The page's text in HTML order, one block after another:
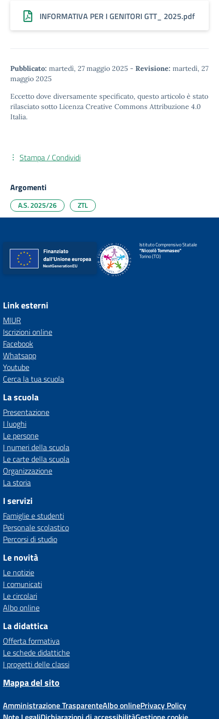
INFORMATIVA PER I GENITORI GTT_ 2025.pdf
Pubblicato: martedì, 27 maggio 2025 - Revisione: martedì, 27
maggio 2025
Eccetto dove diversamente specificato, questo articolo è stato
rilasciato sotto Licenza Creative Commons Attribuzione 4.0
Italia.
Stampa / Condividi
Argomenti
A.S. 2025/26 ZTL
Istituto Comprensivo Statale
"Niccolò Tommaseo"
Torino (TO)
Link esterni
MIUR
Iscrizioni online
Facebook
Whatsapp
Youtube
Cerca la tua scuola
La scuola
Presentazione
I luoghi
Le persone
I numeri della scuola
Le carte della scuola
Organizzazione
La storia
I servizi
Famiglie e studenti
Personale scolastico
Percorsi di studio
Le novità
Le notizie
I comunicati
Le circolari
Albo online
La didattica
Offerta formativa
Le schede didattiche
I progetti delle classi
Mappa del sito
Amministrazione TrasparenteAlbo onlinePrivacy Policy